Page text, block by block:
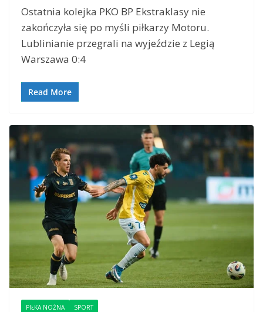
Ostatnia kolejka PKO BP Ekstraklasy nie
zakończyła się po myśli piłkarzy Motoru.
Lublinianie przegrali na wyjeździe z Legią
Warszawa 0:4
Read More
PIŁKA NOŻNA SPORT